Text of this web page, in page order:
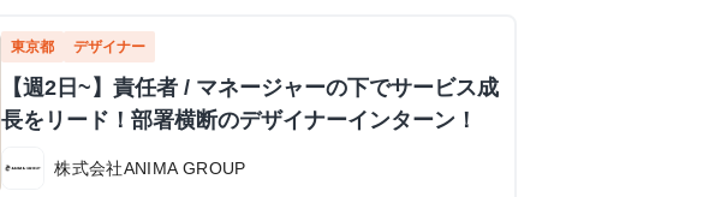
東京都 デザイナー
【週2日~】責任者 / マネージャーの下でサービス成
長をリード！部署横断のデザイナーインターン！
株式会社ANIMA GROUP